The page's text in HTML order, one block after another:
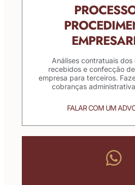
Análises contratuais
recebidos e confecção
empresa para terceiros.
cobranças
FALAR COM UM